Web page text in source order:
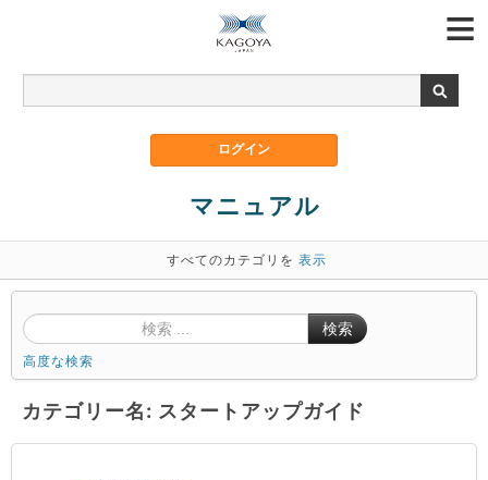
マニュアル
すべてのカテゴリを 表示
検索
高度な検索
カテゴリー名: スタートアップガイド